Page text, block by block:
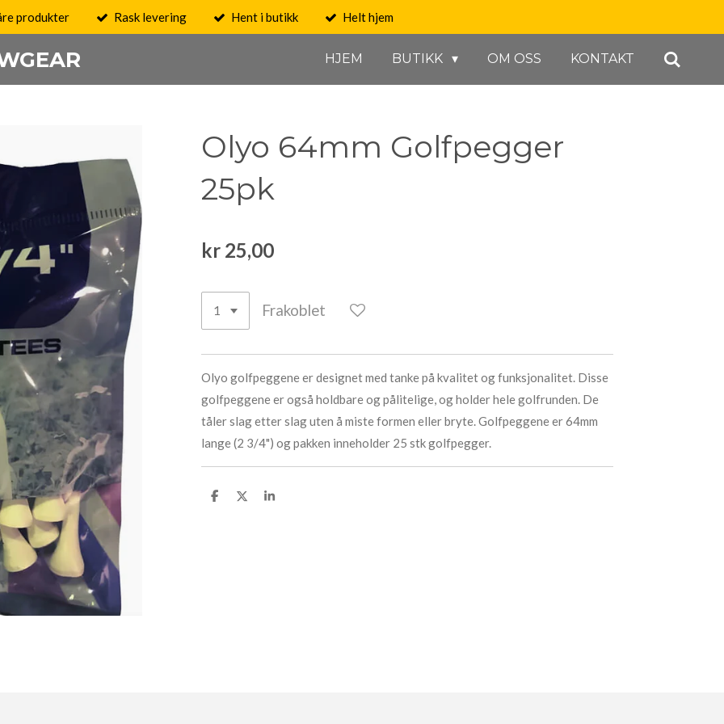
produkter Rask levering Hent i butikk Helt hjem
HJEM BUTIKK OM OSS KONTAKT
Olyo 64mm Golfpegger
25pk
kr 25,00
Frakoblet
Olyo golfpeggene er designet med tanke på kvalitet og funksjonalitet. Disse
golfpeggene er også holdbare og pålitelige, og holder hele golfrunden. De
tåler slag etter slag uten å miste formen eller bryte. Golfpeggene er 64mm
lange (2 3/4") og pakken inneholder 25 stk golfpegger.
D
D
D